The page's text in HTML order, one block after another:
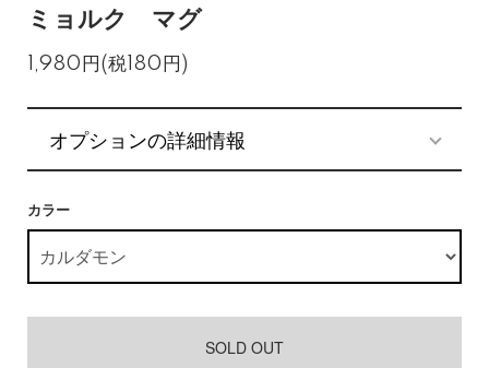
ミョルク マグ
1,980円(税180円)
オプションの詳細情報
カラー
SOLD OUT